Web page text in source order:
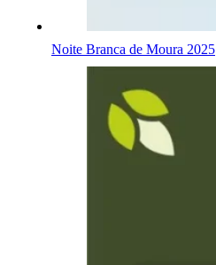
Noite Branca de Moura 2025